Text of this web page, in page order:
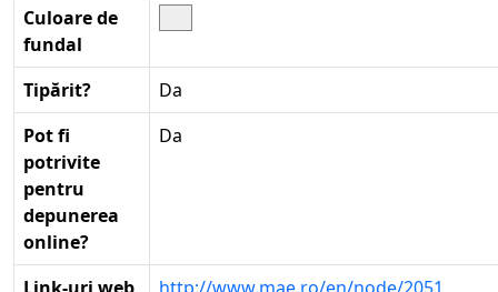
Culoare de
fundal
Tipărit?
Da
Pot fi
potrivite
pentru
depunerea
online?
Da